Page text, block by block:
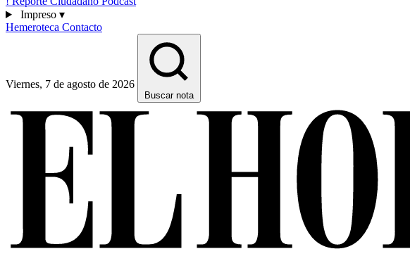
Impreso ▾
Hemeroteca Contacto
Viernes, 7 de agosto de 2026
Buscar nota